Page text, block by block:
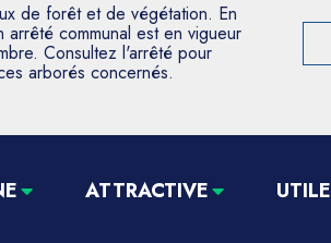
de forêt et de végétation. En
communal est en vigueur
Consultez l'arrêté pour
arborés concernés.
ATTRACTIVE UTILE